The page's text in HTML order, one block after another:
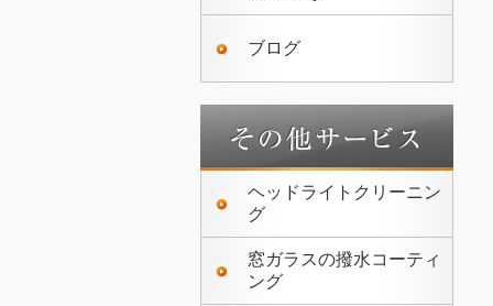
ブログ
ヘッドライトクリーニン
グ
窓ガラスの撥水コーティ
ング